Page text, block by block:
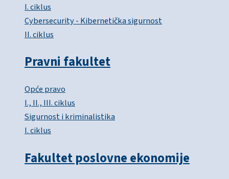
I. ciklus
Cybersecurity - Kibernetička sigurnost
II. ciklus
Pravni fakultet
Opće pravo
I., II., III. ciklus
Sigurnost i kriminalistika
I. ciklus
Fakultet poslovne ekonomije